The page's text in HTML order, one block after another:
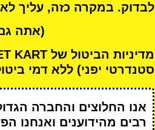
לבדוק. במקרה כזה, עליך
(אתה
מדיניות הביטול של STREET KART מאפשרת לבטל רק
סטנדרטי יפני) ללא דמי
אנו החלוצים והחברה
רבים מהידוענים ואנחנו